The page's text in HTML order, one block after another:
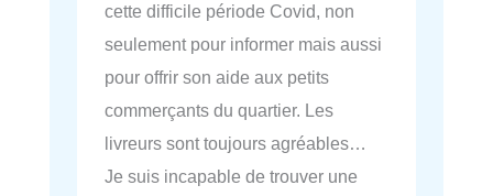
cette difficile période Covid, non
seulement pour informer mais aussi
pour offrir son aide aux petits
commerçants du quartier. Les
livreurs sont toujours agréables…
Je suis incapable de trouver une